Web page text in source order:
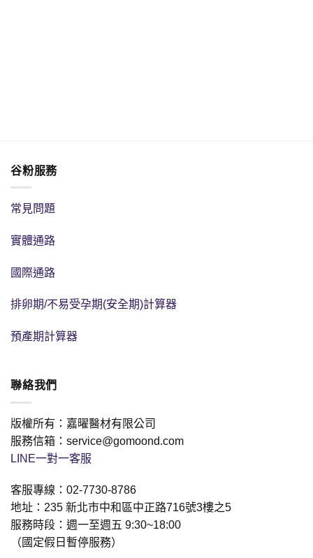
谷粉服務
常見問題
實體通路
國際通路
排卵期/不易受孕期(安全期)計算器
預產期計算器
聯絡我們
版權所有：嘉曜醫材有限公司
服務信箱：service@gomoond.com
LINE一對一客服
客服專線：02-7730-8786
地址：235 新北市中和區中正路716號3樓之5
服務時段：週一至週五 9:30~18:00
（國定假日暫停服務）